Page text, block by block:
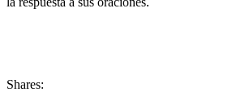
Shares: